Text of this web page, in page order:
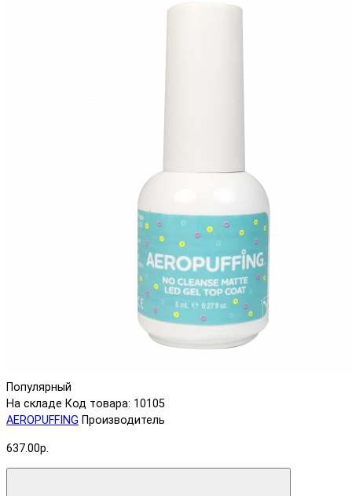
Популярный
На складе Код товара: 10105
AEROPUFFING Производитель
637.00р.